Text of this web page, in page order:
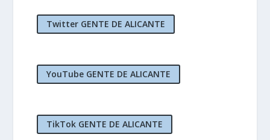
Twitter GENTE DE ALICANTE
YouTube GENTE DE ALICANTE
TikTok GENTE DE ALICANTE